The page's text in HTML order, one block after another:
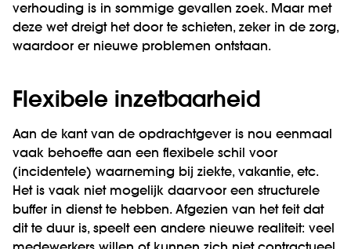
verhouding is in sommige gevallen zoek. Maar met
deze wet dreigt het door te schieten, zeker in de zorg,
waardoor er nieuwe problemen ontstaan.
Flexibele inzetbaarheid
Aan de kant van de opdrachtgever is nou eenmaal
vaak behoefte aan een flexibele schil voor
(incidentele) waarneming bij ziekte, vakantie, etc.
Het is vaak niet mogelijk daarvoor een structurele
buffer in dienst te hebben. Afgezien van het feit dat
dit te duur is, speelt een andere nieuwe realiteit: veel